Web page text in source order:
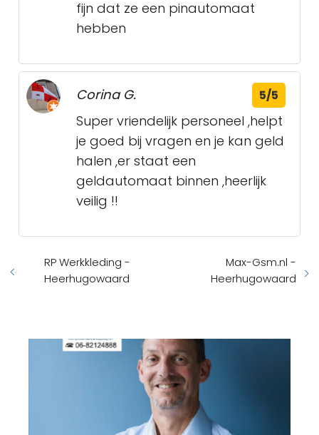
fijn dat ze een pinautomaat
hebben
Corina G. 5/5
Super vriendelijk personeel ,helpt
je goed bij vragen en je kan geld
halen ,er staat een
geldautomaat binnen ,heerlijk
veilig !!
RP Werkkleding -
Heerhugowaard
Max-Gsm.nl -
Heerhugowaard